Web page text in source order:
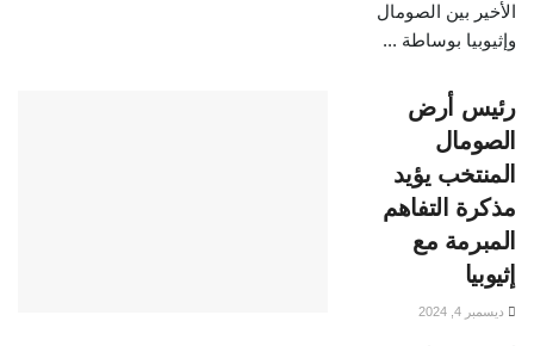
الأخير بين الصومال
وإثيوبيا بوساطة ...
رئيس أرض
الصومال
المنتخب يؤيد
مذكرة التفاهم
المبرمة مع
إثيوبيا
ديسمبر 4, 2024